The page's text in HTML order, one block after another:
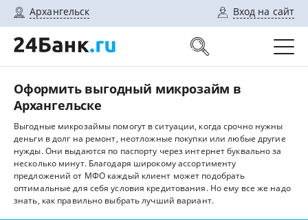
Архангельск Вход на сайт
Оформить выгодный микрозайм в
Архангельске
Выгодные микрозаймы помогут в ситуации, когда срочно нужны
деньги в долг на ремонт, неотложные покупки или любые другие
нужды. Они выдаются по паспорту через интернет буквально за
несколько минут. Благодаря широкому ассортименту
предложений от МФО каждый клиент может подобрать
оптимальные для себя условия кредитования. Но ему все же надо
знать, как правильно выбрать лучший вариант.